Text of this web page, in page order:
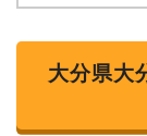
大分県大